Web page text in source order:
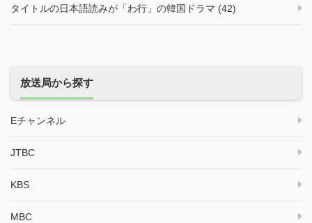
タイトルの日本語読みが「わ行」の韓国ドラマ (42)
放送局から探す
Eチャンネル
JTBC
KBS
MBC